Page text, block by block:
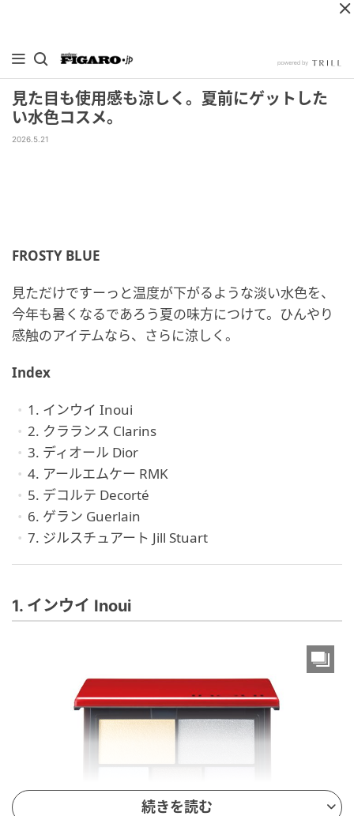
見た目も使用感も涼しく。夏前にゲットした
い水色コスメ。
2026.5.21
FROSTY BLUE
見ただけですーっと温度が下がるような淡い水色を、
今年も暑くなるであろう夏の味方につけて。ひんやり
感触のアイテムなら、さらに涼しく。
Index
1. インウイ Inoui
2. クラランス Clarins
3. ディオール Dior
4. アールエムケー RMK
5. デコルテ Decorté
6. ゲラン Guerlain
7. ジルスチュアート Jill Stuart
1. インウイ Inoui
続きを読む